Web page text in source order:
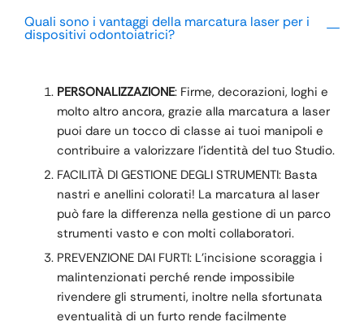
Quali sono i vantaggi della marcatura laser per i
dispositivi odontoiatrici?
PERSONALIZZAZIONE: Firme, decorazioni, loghi e
molto altro ancora, grazie alla marcatura a laser
puoi dare un tocco di classe ai tuoi manipoli e
contribuire a valorizzare l’identità del tuo Studio.
FACILITÀ DI GESTIONE DEGLI STRUMENTI: Basta
nastri e anellini colorati! La marcatura al laser
può fare la differenza nella gestione di un parco
strumenti vasto e con molti collaboratori.
PREVENZIONE DAI FURTI: L’incisione scoraggia i
malintenzionati perché rende impossibile
rivendere gli strumenti, inoltre nella sfortunata
eventualità di un furto rende facilmente